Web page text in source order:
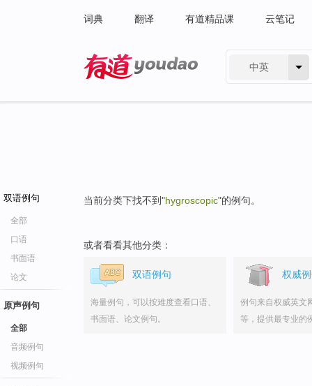
词典 翻译 有道精品课 云笔记
中英
双语例句
全部
口语
书面语
论文
原声例句
全部
音频例句
视频例句
当前分类下找不到"hygroscopic"的例句。
或者看看其他分类：
双语例句
海量例句，可以按难度查看口语、
书面语、论文例句。
权威
例句来自权威英文
等，提供最专业的